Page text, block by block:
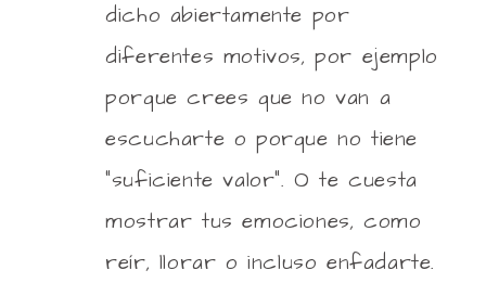
dicho abiertamente por
diferentes motivos, por ejemplo
porque crees que no van a
escucharte o porque no tiene
“suficiente valor”. O te cuesta
mostrar tus emociones, como
reír, llorar o incluso enfadarte.